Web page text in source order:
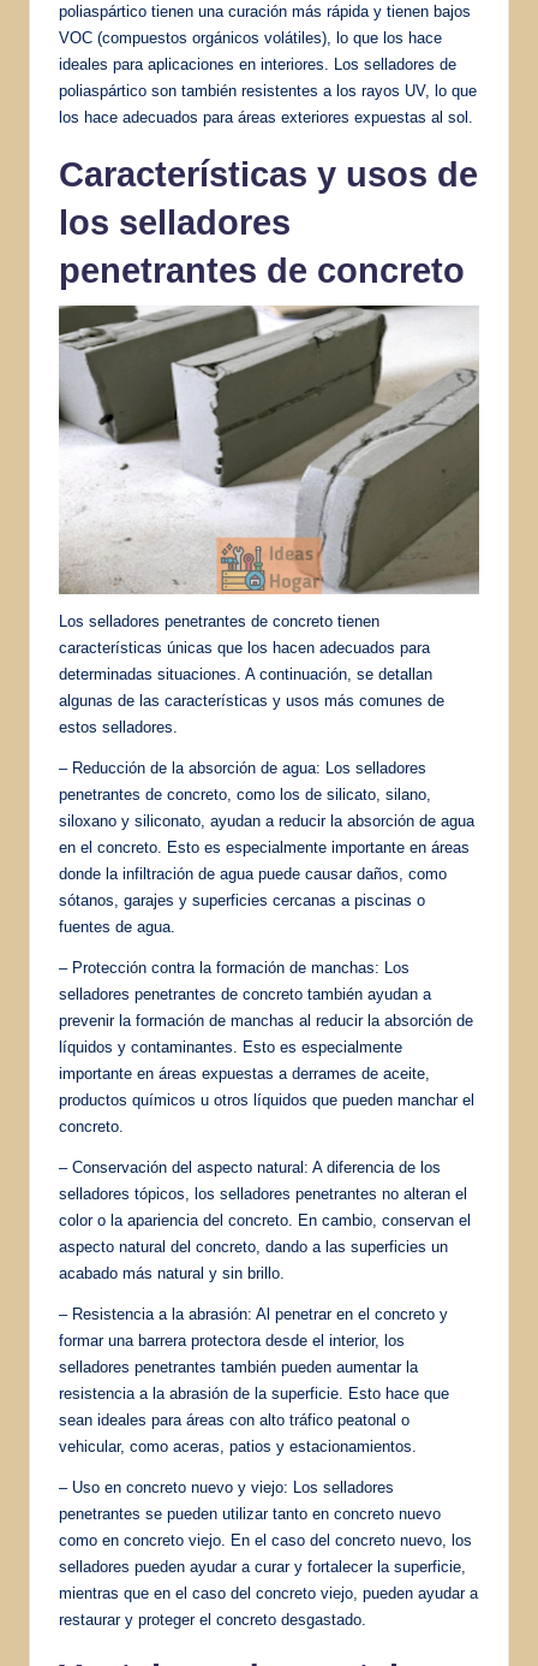
poliaspártico tienen una curación más rápida y tienen bajos
VOC (compuestos orgánicos volátiles), lo que los hace
ideales para aplicaciones en interiores. Los selladores de
poliaspártico son también resistentes a los rayos UV, lo que
los hace adecuados para áreas exteriores expuestas al sol.
Características y usos de
los selladores
penetrantes de concreto
Los selladores penetrantes de concreto tienen
características únicas que los hacen adecuados para
determinadas situaciones. A continuación, se detallan
algunas de las características y usos más comunes de
estos selladores.
– Reducción de la absorción de agua: Los selladores
penetrantes de concreto, como los de silicato, silano,
siloxano y siliconato, ayudan a reducir la absorción de agua
en el concreto. Esto es especialmente importante en áreas
donde la infiltración de agua puede causar daños, como
sótanos, garajes y superficies cercanas a piscinas o
fuentes de agua.
– Protección contra la formación de manchas: Los
selladores penetrantes de concreto también ayudan a
prevenir la formación de manchas al reducir la absorción de
líquidos y contaminantes. Esto es especialmente
importante en áreas expuestas a derrames de aceite,
productos químicos u otros líquidos que pueden manchar el
concreto.
– Conservación del aspecto natural: A diferencia de los
selladores tópicos, los selladores penetrantes no alteran el
color o la apariencia del concreto. En cambio, conservan el
aspecto natural del concreto, dando a las superficies un
acabado más natural y sin brillo.
– Resistencia a la abrasión: Al penetrar en el concreto y
formar una barrera protectora desde el interior, los
selladores penetrantes también pueden aumentar la
resistencia a la abrasión de la superficie. Esto hace que
sean ideales para áreas con alto tráfico peatonal o
vehicular, como aceras, patios y estacionamientos.
– Uso en concreto nuevo y viejo: Los selladores
penetrantes se pueden utilizar tanto en concreto nuevo
como en concreto viejo. En el caso del concreto nuevo, los
selladores pueden ayudar a curar y fortalecer la superficie,
mientras que en el caso del concreto viejo, pueden ayudar a
restaurar y proteger el concreto desgastado.